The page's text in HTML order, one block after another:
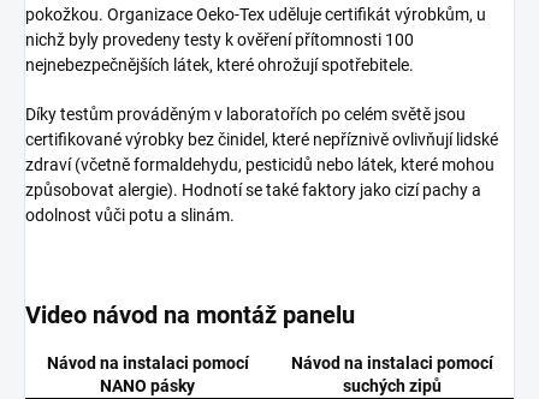
pokožkou. Organizace Oeko-Tex uděluje certifikát výrobkům, u
nichž byly provedeny testy k ověření přítomnosti 100
nejnebezpečnějších látek, které ohrožují spotřebitele.
Díky testům prováděným v laboratořích po celém světě jsou
certifikované výrobky bez činidel, které nepříznivě ovlivňují lidské
zdraví (včetně formaldehydu, pesticidů nebo látek, které mohou
způsobovat alergie). Hodnotí se také faktory jako cizí pachy a
odolnost vůči potu a slinám.
Video návod na montáž panelu
Návod na instalaci pomocí
NANO pásky
Návod na instalaci pomocí
suchých zipů